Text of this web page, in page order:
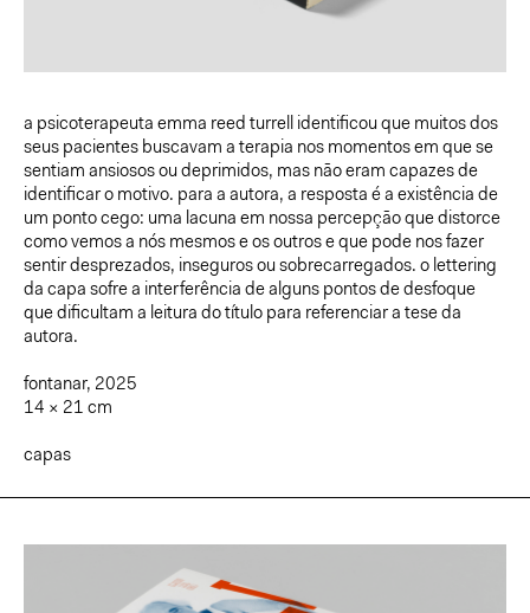
a psicoterapeuta emma reed turrell identificou que muitos dos
seus pacientes buscavam a terapia nos momentos em que se
sentiam ansiosos ou deprimidos, mas não eram capazes de
identificar o motivo. para a autora, a resposta é a existência de
um ponto cego: uma lacuna em nossa percepção que distorce
como vemos a nós mesmos e os outros e que pode nos fazer
sentir desprezados, inseguros ou sobrecarregados. o lettering
da capa sofre a interferência de alguns pontos de desfoque
que dificultam a leitura do título para referenciar a tese da
autora.
fontanar, 2025
14 × 21 cm
capas